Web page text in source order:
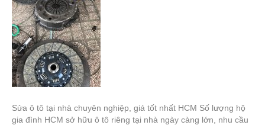
Sửa ô tô tại nhà chuyên nghiệp, giá tốt nhất HCM Số lượng hộ
gia đình HCM sở hữu ô tô riêng tại nhà ngày càng lớn, nhu cầu